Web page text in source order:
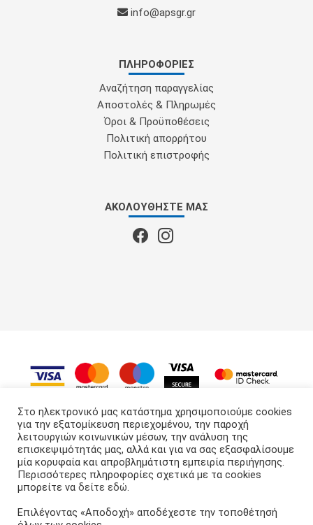
info@apsgr.gr
ΠΛΗΡΟΦΟΡΊΕΣ
Αναζήτηση παραγγελίας
Αποστολές & Πληρωμές
Όροι & Προϋποθέσεις
Πολιτική απορρήτου
Πολιτική επιστροφής
ΑΚΟΛΟΥΘΉΣΤΕ ΜΑΣ
APS GROUP © 2022 - 2026
Στο ηλεκτρονικό μας κατάστημα χρησιμοποιούμε cookies
για την εξατομίκευση περιεχομένου, την παροχή
λειτουργιών κοινωνικών μέσων, την ανάλυση της
επισκεψιμότητάς μας, αλλά και για να σας εξασφαλίσουμε
μία κορυφαία και απροβλημάτιστη εμπειρία περιήγησης.
Περισσότερες πληροφορίες σχετικά με τα cookies
μπορείτε να δείτε εδώ.
Επιλέγοντας «Αποδοχή» αποδέχεστε την τοποθέτησή